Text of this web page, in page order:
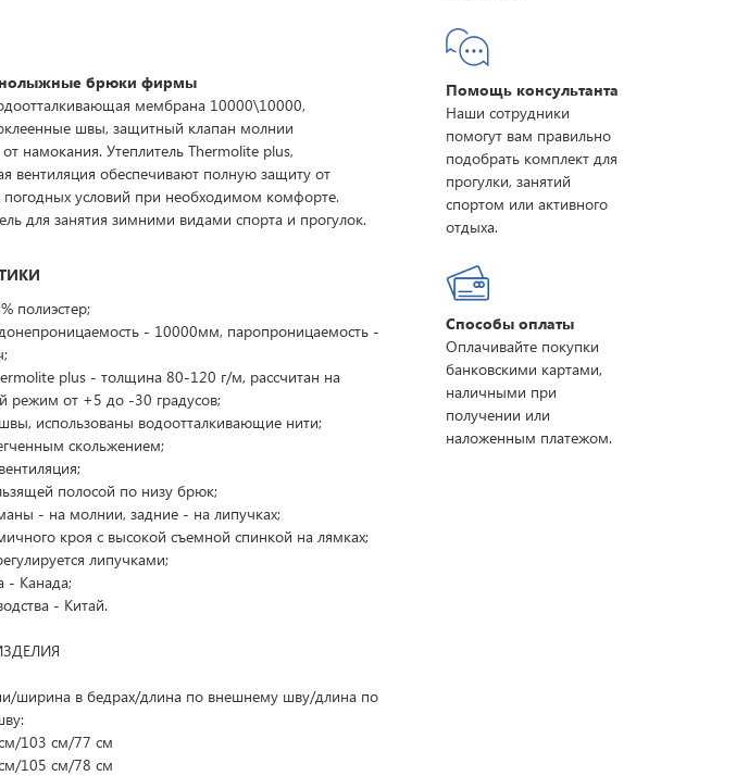
брюки фирмы
мембрана 10000\10000,
швы, защитный клапан молнии
намокания. Утеплитель Thermolite plus,
вентиляция обеспечивают полную защиту от
условий при необходимом комфорте.
для занятия зимними видами спорта и прогулок.
полиэстер;
- 10000мм, паропроницаемость -
plus - толщина 80-120 г/м, рассчитан на
режим от +5 до -30 градусов;
использованы водоотталкивающие нити;
скольжением;
полосой по низу брюк;
- на молнии, задние - на липучках;
кроя с высокой съемной спинкой на лямках;
липучками;
- Канада;
- Китай.
ширина в бедрах/длина по внешнему шву/длина по
103 см/77 см
105 см/78 см
Помощь консультанта
Наши сотрудники
помогут вам правильно
подобрать комплект для
прогулки, занятий
спортом или активного
отдыха.
Способы оплаты
Оплачивайте покупки
банковскими картами,
наличными при
получении или
наложенным платежом.